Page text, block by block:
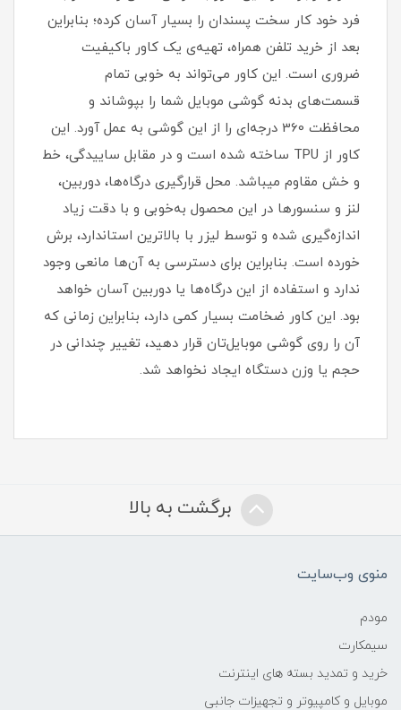
فرد خود کار سخت پسندان را بسیار آسان کرده؛ بنابراین
بعد از خرید تلفن همراه، تهیه‌ی یک کاور با‌کیفیت
ضروری است‏.‏ این کاور می‌تواند به خوبی تمام
قسمت‌های بدنه گوشی موبایل شما را بپوشاند و
محافظت 360 درجه‌ای را از این گوشی به عمل آورد‏.‏ این
کاور از TPU ساخته شده است و در مقابل ساییدگی، خط
و خش مقاوم میباشد.‏ محل قرارگیری درگاه‌ها، دوربین،
لنز و سنسورها در این محصول به‌خوبی و با دقت زیاد
اندازه‌گیری شده و توسط لیزر با بالاترین استاندارد، برش
خورده است‏.‏ بنابراین برای دسترسی به آن‌ها مانعی وجود
ندارد و استفاده از این درگاه‌ها یا دوربین آسان خواهد
بود‏.‏ این کاور ضخامت بسیار کمی دارد، بنابراین زمانی که
آن را روی گوشی موبایل‌تان قرار دهید، تغییر چندانی در
حجم یا وزن دستگاه ایجاد نخواهد شد‏.
برگشت به بالا
منوی وب‌سایت
مودم
سیمکارت
خرید و تمدید بسته های اینترنت
موبایل و کامپیوتر و تجهیزات جانبی